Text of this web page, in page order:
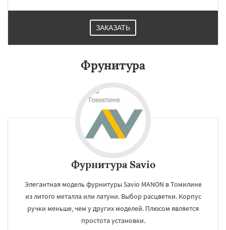
ЗАКАЗАТЬ
Фрунитура
Фурнитура Savio
Элегантная модель фурнитуры Savio MANON в Томилине
из литого металла или латуни. Выбор расцветки. Корпус
ручки меньше, чем у других моделей. Плюсом является
простота установки.